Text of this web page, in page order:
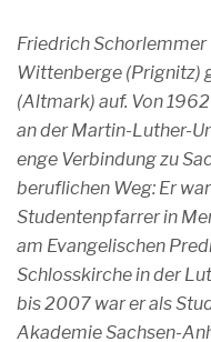
Friedrich Schorlemmer
Wittenberge (Prignitz)
(Altmark) auf. Von
an der Martin-Luther-
enge Verbindung zu
beruflichen Weg: Er
Studentenpfarrer in
am Evangelischen
Schlosskirche in der
bis 2007 war er als
Akademie Sachsen-